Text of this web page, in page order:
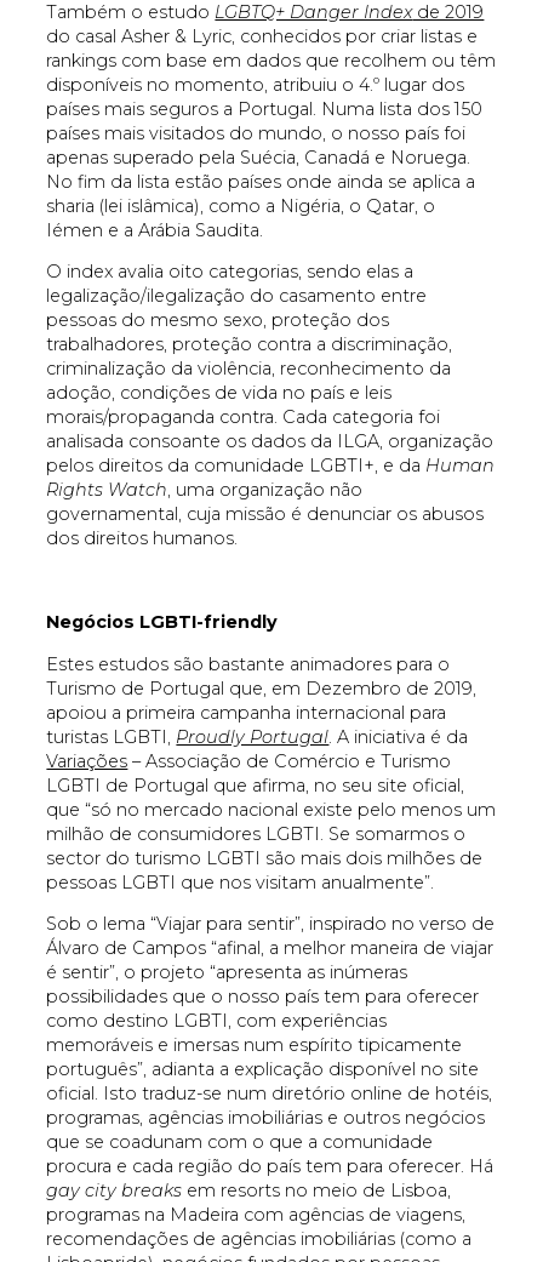
Também o estudo LGBTQ+ Danger Indexde 2019
do casal Asher & Lyric, conhecidos por criar listas e
rankings com base em dados que recolhem ou têm
disponíveis no momento, atribuiu o 4.º lugar dos
países mais seguros a Portugal. Numa lista dos 150
países mais visitados do mundo, o nosso país foi
apenas superado pela Suécia, Canadá e Noruega.
No fim da lista estão países onde ainda se aplica a
sharia (lei islâmica), como a Nigéria, o Qatar, o
Iémen e a Arábia Saudita.
O index avalia oito categorias, sendo elas a
legalização/ilegalização do casamento entre
pessoas do mesmo sexo, proteção dos
trabalhadores, proteção contra a discriminação,
criminalização da violência, reconhecimento da
adoção, condições de vida no país e leis
morais/propaganda contra. Cada categoria foi
analisada consoante os dados da ILGA, organização
pelos direitos da comunidade LGBTI+, e da Human
Rights Watch, uma organização não
governamental, cuja missão é denunciar os abusos
dos direitos humanos.
Negócios LGBTI-friendly
Estes estudos são bastante animadores para o
Turismo de Portugal que, em Dezembro de 2019,
apoiou a primeira campanha internacional para
turistas LGBTI, Proudly Portugal. A iniciativa é da
Variações – Associação de Comércio e Turismo
LGBTI de Portugal que afirma, no seu site oficial,
que “só no mercado nacional existe pelo menos um
milhão de consumidores LGBTI. Se somarmos o
sector do turismo LGBTI são mais dois milhões de
pessoas LGBTI que nos visitam anualmente”.
Sob o lema “Viajar para sentir”, inspirado no verso de
Álvaro de Campos “afinal, a melhor maneira de viajar
é sentir”, o projeto “apresenta as inúmeras
possibilidades que o nosso país tem para oferecer
como destino LGBTI, com experiências
memoráveis e imersas num espírito tipicamente
português”, adianta a explicação disponível no site
oficial. Isto traduz-se num diretório online de hotéis,
programas, agências imobiliárias e outros negócios
que se coadunam com o que a comunidade
procura e cada região do país tem para oferecer. Há
gay city breaks em resorts no meio de Lisboa,
programas na Madeira com agências de viagens,
recomendações de agências imobiliárias (como a